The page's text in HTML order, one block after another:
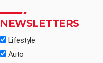
NEWSLETTERS
Lifestyle
Auto